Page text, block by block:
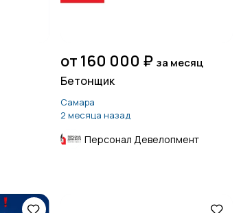
от 160 000 ₽ за месяц
Бетонщик
Самара
2 месяца назад
Персонал Девелопмент